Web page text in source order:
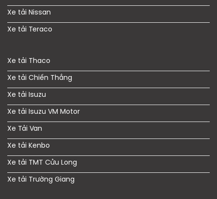
Xe tải Nissan
Xe tải Teraco
Xe tải Thaco
Xe tải Chiến Thắng
Xe tải Isuzu
Xe tải Isuzu VM Motor
Xe Tải Van
Xe tải Kenbo
Xe tải TMT Cửu Long
Xe tải Trường Giang